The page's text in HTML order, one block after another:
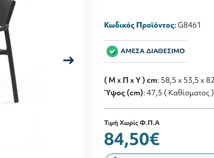
Κωδικός Προϊόντος:G8461
ΑΜΕΣΑ ΔΙΑΘΕΣΙΜΟ
( M x Π x Y ) cm: 58,5 x 53,5 x
Ύψος (cm): 47,5 ( Καθίσματος )
Τιμή Χωρίς Φ.Π.Α
84,50€